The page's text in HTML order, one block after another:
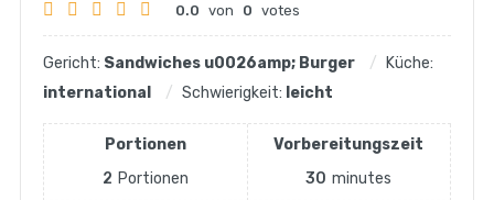
0.0 von 0 votes
Gericht: Sandwiches u0026amp; Burger
Küche:
international
Schwierigkeit: leicht
Portionen
2 Portionen
Vorbereitungszeit
30 minutes